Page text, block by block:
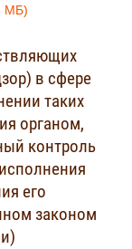
МБ)
в сфере
таких
органом,
контроль
его
законом